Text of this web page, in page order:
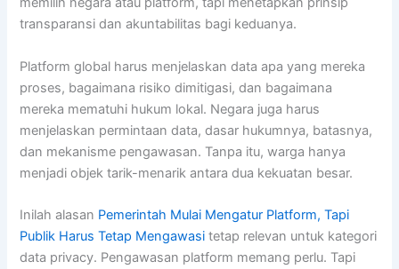
transparansi dan akuntabilitas bagi keduanya.
Platform global harus menjelaskan data apa yang mereka
proses, bagaimana risiko dimitigasi, dan bagaimana
mereka mematuhi hukum lokal. Negara juga harus
menjelaskan permintaan data, dasar hukumnya, batasnya,
dan mekanisme pengawasan. Tanpa itu, warga hanya
menjadi objek tarik-menarik antara dua kekuatan besar.
Inilah alasan Pemerintah Mulai Mengatur Platform, Tapi
Publik Harus Tetap Mengawasi tetap relevan untuk kategori
data privacy. Pengawasan platform memang perlu. Tapi